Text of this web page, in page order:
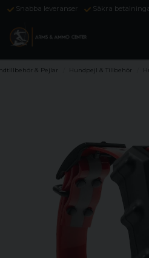
Snabba leveranser Säkra
& Pejlar Hundpejl & Tillbehör